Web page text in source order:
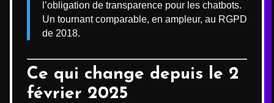
l’obligation de transparence pour les chatbots.
Un tournant comparable, en ampleur, au RGPD
de 2018.
Ce qui change depuis le 2
février 2025